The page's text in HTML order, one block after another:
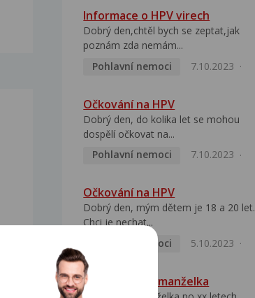
Informace o HPV virech
Dobrý den,chtěl bych se zeptat,jak
poznám zda nemám...
Pohlavní nemoci
7.10.2023
Očkování na HPV
Dobrý den, do kolika let se mohou
dospělí očkovat na...
Pohlavní nemoci
7.10.2023
Očkování na HPV
Dobrý den, mým dětem je 18 a 20 let.
Chci je nechat...
Pohlavní nemoci
5.10.2023
HPV pozitivní manželka